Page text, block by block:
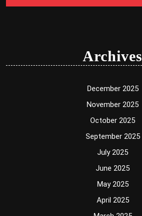
Archives
December 2025
November 2025
October 2025
September 2025
July 2025
June 2025
May 2025
April 2025